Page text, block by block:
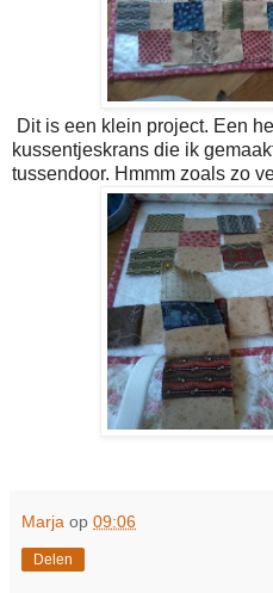
Dit is een klein project. Een
kussentjeskrans die ik
tussendoor. Hmmm zoals zo
Marja op 09:06
Delen